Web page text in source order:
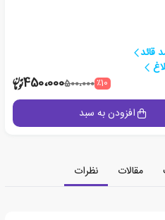
قائد
٪10500،000450،000
افزودن به سبد
مقالات
نظرات